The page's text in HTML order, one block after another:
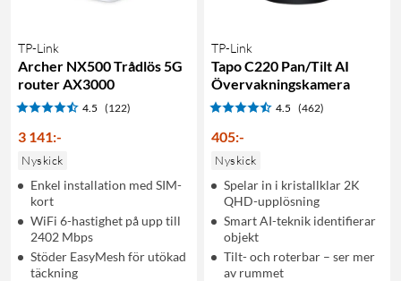
TP-Link
Archer NX500 Trådlös 5G
router AX3000
4.5 (122)
3 141:-
Nyskick
Enkel installation med SIM-
kort
WiFi 6-hastighet på upp till
2402 Mbps
Stöder EasyMesh för utökad
täckning
TP-Link
Tapo C220 Pan/Tilt AI
Övervakningskamera
4.5 (462)
405:-
Nyskick
Spelar in i kristallklar 2K
QHD-upplösning
Smart AI-teknik identifierar
objekt
Tilt- och roterbar – ser mer
av rummet